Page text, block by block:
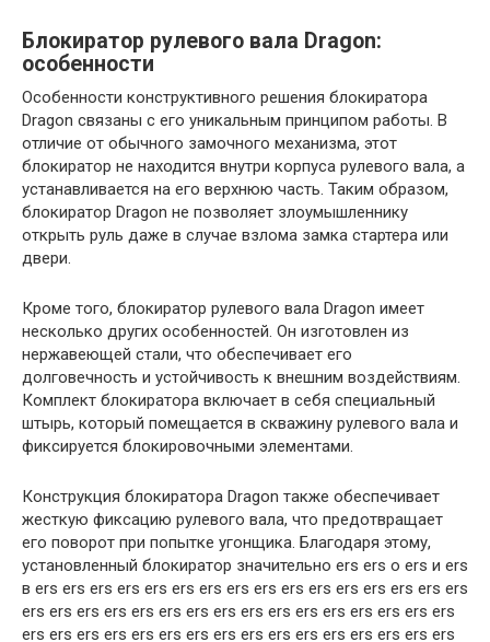
Блокиратор рулевого вала Dragon:
особенности
Особенности конструктивного решения блокиратора
Dragon связаны с его уникальным принципом работы. В
отличие от обычного замочного механизма, этот
блокиратор не находится внутри корпуса рулевого вала, а
устанавливается на его верхнюю часть. Таким образом,
блокиратор Dragon не позволяет злоумышленнику
открыть руль даже в случае взлома замка стартера или
двери.
Кроме того, блокиратор рулевого вала Dragon имеет
несколько других особенностей. Он изготовлен из
нержавеющей стали, что обеспечивает его
долговечность и устойчивость к внешним воздействиям.
Комплект блокиратора включает в себя специальный
штырь, который помещается в скважину рулевого вала и
фиксируется блокировочными элементами.
Конструкция блокиратора Dragon также обеспечивает
жесткую фиксацию рулевого вала, что предотвращает
его поворот при попытке угонщика. Благодаря этому,
установленный блокиратор значительно ers ers о ers и ers
в ers ers ers ers ers ers ers ers ers ers ers ers ers ers ers ers
ers ers ers ers ers ers ers ers ers ers ers ers ers ers ers ers
ers ers ers ers ers ers ers ers ers ers ers ers ers ers ers ers